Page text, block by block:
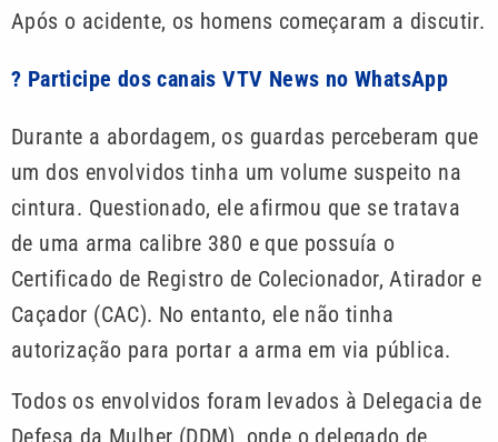
Após o acidente, os homens começaram a discutir.
? Participe dos canais VTV News no WhatsApp
Durante a abordagem, os guardas perceberam que
um dos envolvidos tinha um volume suspeito na
cintura. Questionado, ele afirmou que se tratava
de uma arma calibre 380 e que possuía o
Certificado de Registro de Colecionador, Atirador e
Caçador (CAC). No entanto, ele não tinha
autorização para portar a arma em via pública.
Todos os envolvidos foram levados à Delegacia de